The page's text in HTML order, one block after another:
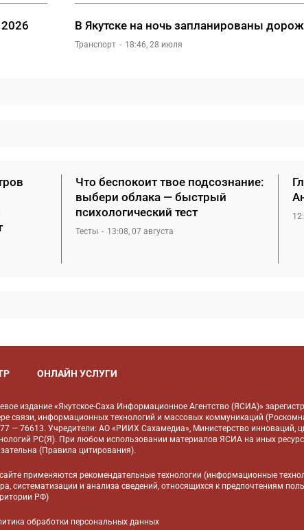
В Якутске на ночь запланированы
Транспорт 18:46, 28 июля
Что беспокоит твое подсознание:
выбери облака — быстрый
психологический тест
Тесты 13:08, 07 августа
ОНЛАЙН УСЛУГИ
издание «Якутское-Саха Информационное Агентство (ЯСИА)»
связи, информационных технологий и массовых коммуникаций
— 76613. Учредители: АО «РИИХ Сахамедиа», Министерство инноваций,
РС(Я). При любом использовании материалов ЯСИА на иных
(Правила цитирования).
применяютсярекомендательные технологии (информационные
систематизации и анализа сведений, относящихся к предпочтениям
РФ)
обработки персональных данных